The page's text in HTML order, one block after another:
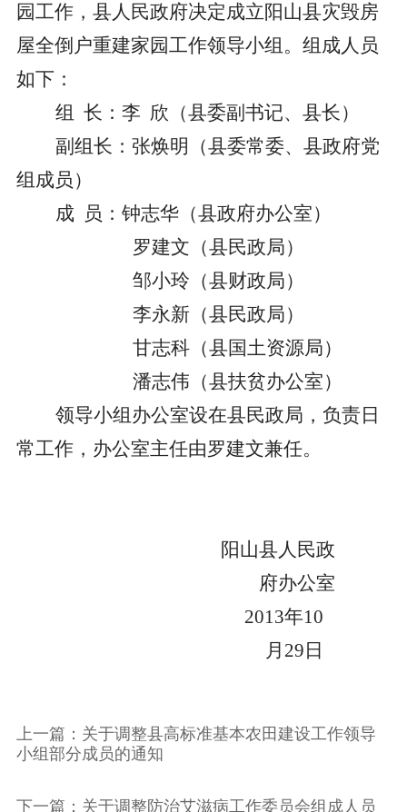
园工作，县人民政府决定成立阳山县灾毁房
屋全倒户重建家园工作领导小组。组成人员
如下：
组 长：李 欣（县委副书记、县长）
副组长：张焕明（县委常委、县政府党
组成员）
成
员：钟志华（县政府办公室）
罗建文（县民政局）
邹小玲（县财政局）
李永新（县民政局）
甘志科（县国土资源局）
潘志伟（县扶贫办公室）
领导小组办公室设在县民政局，负责日
常工作，办公室主任由罗建文兼任。
阳山县人民政
府办公室
2013年10
月 29 日
上一篇：关于调整县高标准基本农田建设工作领导
小组部分成员的通知
下一篇：关于调整防治艾滋病工作委员会组成人员